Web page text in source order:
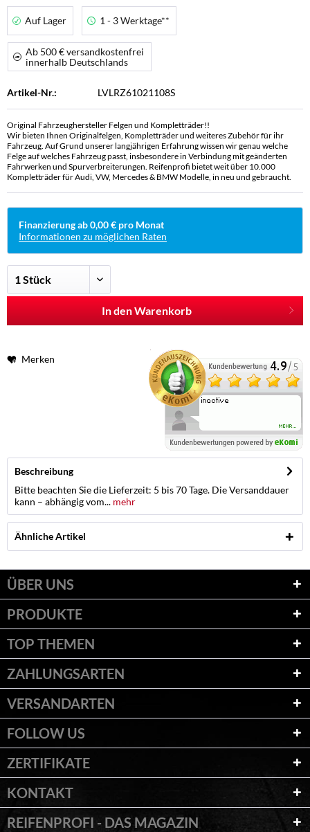
Auf Lager 1 - 3 Werktage**
Ab 500 € versandkostenfrei
innerhalb Deutschlands
Artikel-Nr.: LVLRZ61021108S
Original Fahrzeughersteller Felgen und Kompletträder!!
Wir bieten Ihnen Originalfelgen, Kompletträder und weiteres Zubehör für ihr
Fahrzeug. Auf Grund unserer langjährigen Erfahrung wissen wir genau welche
Felge auf welches Fahrzeug passt, insbesondere in Verbindung mit geänderten
Fahrwerken und Spurverbreiterungen. Reifenprofi bietet weit über 10.000
Kompletträder für Audi, VW, Mercedes & BMW Modelle, in neu und gebraucht.
Finanzierung ab 0,00 € pro Monat
Informationen zu möglichen Raten
In den Warenkorb
Merken
Beschreibung
Bitte beachten Sie die Lieferzeit: 5 bis 70 Tage. Die Versanddauer
kann – abhängig vom... mehr
Ähnliche Artikel
ÜBER UNS
PRODUKTE
TOP THEMEN
ZAHLUNGSARTEN
VERSANDARTEN
FOLLOW US
ZERTIFIKATE
KONTAKT
REIFENPROFI - DAS MAGAZIN